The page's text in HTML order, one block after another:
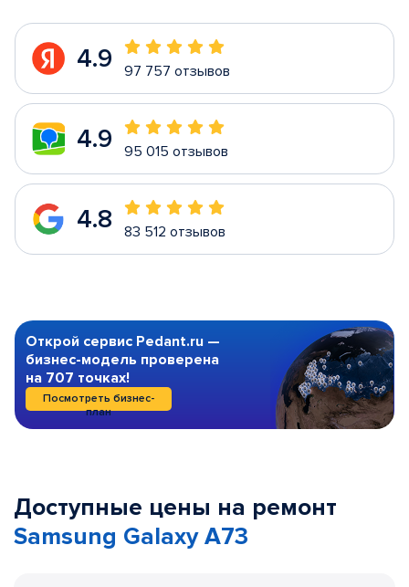
4.9 97 757 отзывов
4.9 95 015 отзывов
4.8 83 512 отзывов
Открой сервис Pedant.ru —
бизнес-модель проверена
на 707 точках!
Посмотреть бизнес-
план
Доступные цены на ремонт
Samsung Galaxy A73